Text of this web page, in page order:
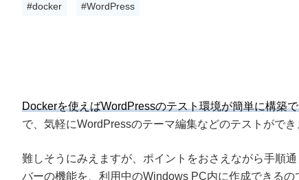
#docker #WordPress
Dockerを使えばWordPressのテスト環境が簡単に構築
で、気軽にWordPressのテーマ編集などのテストができ
難しそうにみえますが、ポイントをおさえながら手順
バーの機能を、利用中のWindows PC内に作成できるの